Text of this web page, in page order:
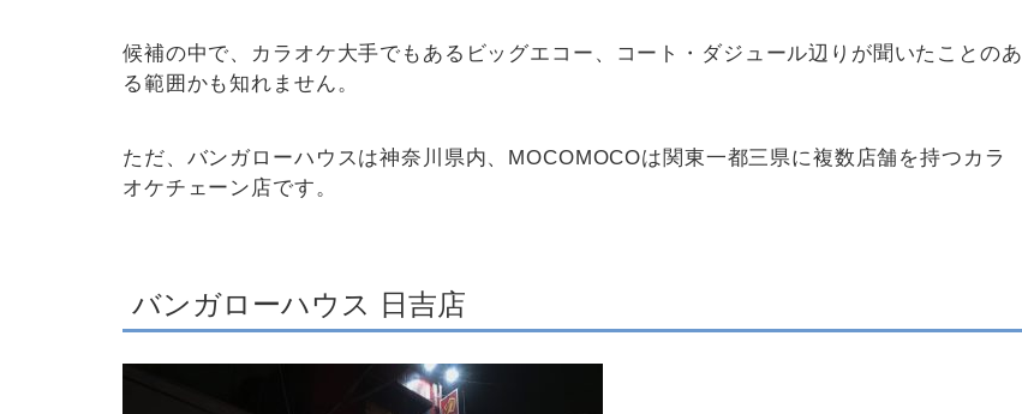
候補の中で、カラオケ大手でもあるビッグエコー、コート・ダジュール辺りが聞いたことのあ
る範囲かも知れません。
ただ、バンガローハウスは神奈川県内、MOCOMOCOは関東一都三県に複数店舗を持つカラ
オケチェーン店です。
バンガローハウス 日吉店